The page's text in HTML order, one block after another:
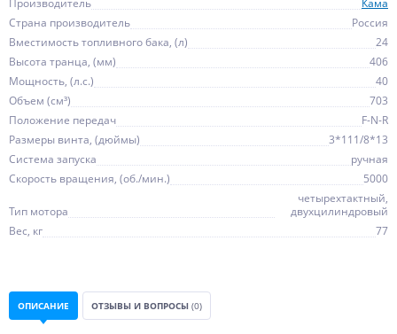
Производитель
Кама
Страна производитель
Россия
Вместимость топливного бака, (л)
24
Высота транца, (мм)
406
Мощность, (л.с.)
40
Объем (см³)
703
Положение передач
F-N-R
Размеры винта, (дюймы)
3*111/8*13
Система запуска
ручная
Скорость вращения, (об./мин.)
5000
Тип мотора
четырехтактный,
двухцилиндровый
Вес, кг
77
ОПИСАНИЕ ОТЗЫВЫ И ВОПРОСЫ (0)